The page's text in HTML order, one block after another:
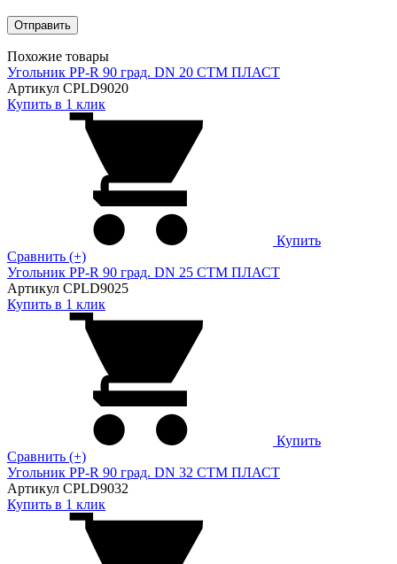
Похожие товары
Угольник PP-R 90 град. DN 20 СТМ ПЛАСТ
Артикул CPLD9020
Купить в 1 клик
Купить
Сравнить (+)
Угольник PP-R 90 град. DN 25 СТМ ПЛАСТ
Артикул CPLD9025
Купить в 1 клик
Купить
Сравнить (+)
Угольник PP-R 90 град. DN 32 СТМ ПЛАСТ
Артикул CPLD9032
Купить в 1 клик